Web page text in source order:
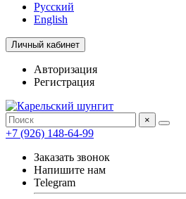
Русский
English
Личный кабинет
Авторизация
Регистрация
×
+7 (926) 148-64-99
Заказать звонок
Напишите нам
Telegram